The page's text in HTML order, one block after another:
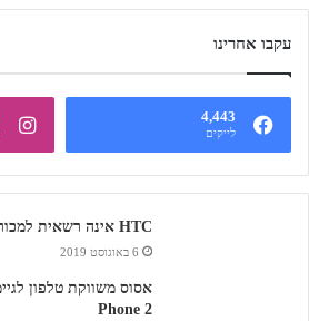
עקבו אחרינו
4,443
לייקים
HTC אינה רשאית למכור יותר מוצרים בבריטניה
6 באוגוסט 2019
Phone 2